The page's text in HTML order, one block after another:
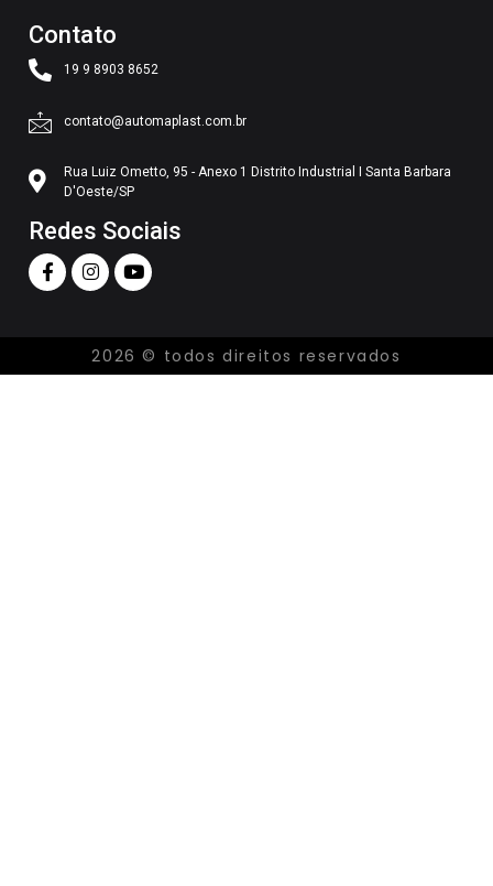
Contato
19 9 8903 8652
contato@automaplast.com.br
Rua Luiz Ometto, 95 - Anexo 1 Distrito Industrial I Santa Barbara
D'Oeste/SP
Redes Sociais
2026 © todos direitos reservados